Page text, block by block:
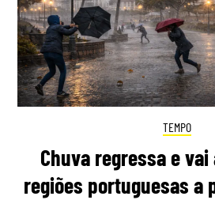
TEMPO
Chuva regressa e
regiões portuguesas a